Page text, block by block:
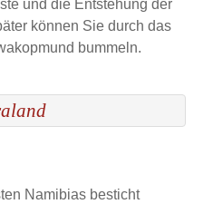
und die Entstehung der
können Sie durch das
bummeln.
Namibias besticht